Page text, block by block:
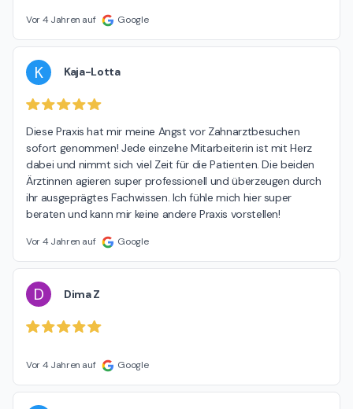
Vor 4 Jahren auf Google
K Kaja-Lotta
Diese Praxis hat mir meine Angst vor Zahnarztbesuchen
sofort genommen! Jede einzelne Mitarbeiterin ist mit Herz
dabei und nimmt sich viel Zeit für die Patienten. Die beiden
Ärztinnen agieren super professionell und überzeugen durch
ihr ausgeprägtes Fachwissen. Ich fühle mich hier super
beraten und kann mir keine andere Praxis vorstellen!
Vor 4 Jahren auf Google
D Dima Z
Vor 4 Jahren auf Google